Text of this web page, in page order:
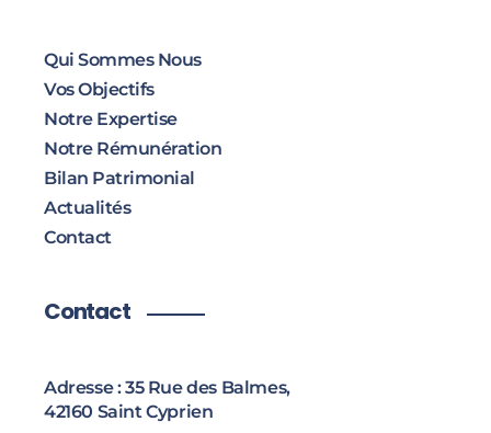
Qui Sommes Nous
Vos Objectifs
Notre Expertise
Notre Rémunération
Bilan Patrimonial
Actualités
Contact
Contact
Adresse : 35 Rue des Balmes,
42160 Saint Cyprien